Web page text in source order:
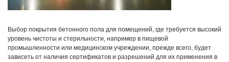
Выбор покрытия бетонного пола для помещений, где требуется высокий
уровень чистоты и стерильности, например в пищевой
промышленности или медицинском учреждении, прежде всего, будет
зависеть от наличия сертификатов и разрешений для их применения в